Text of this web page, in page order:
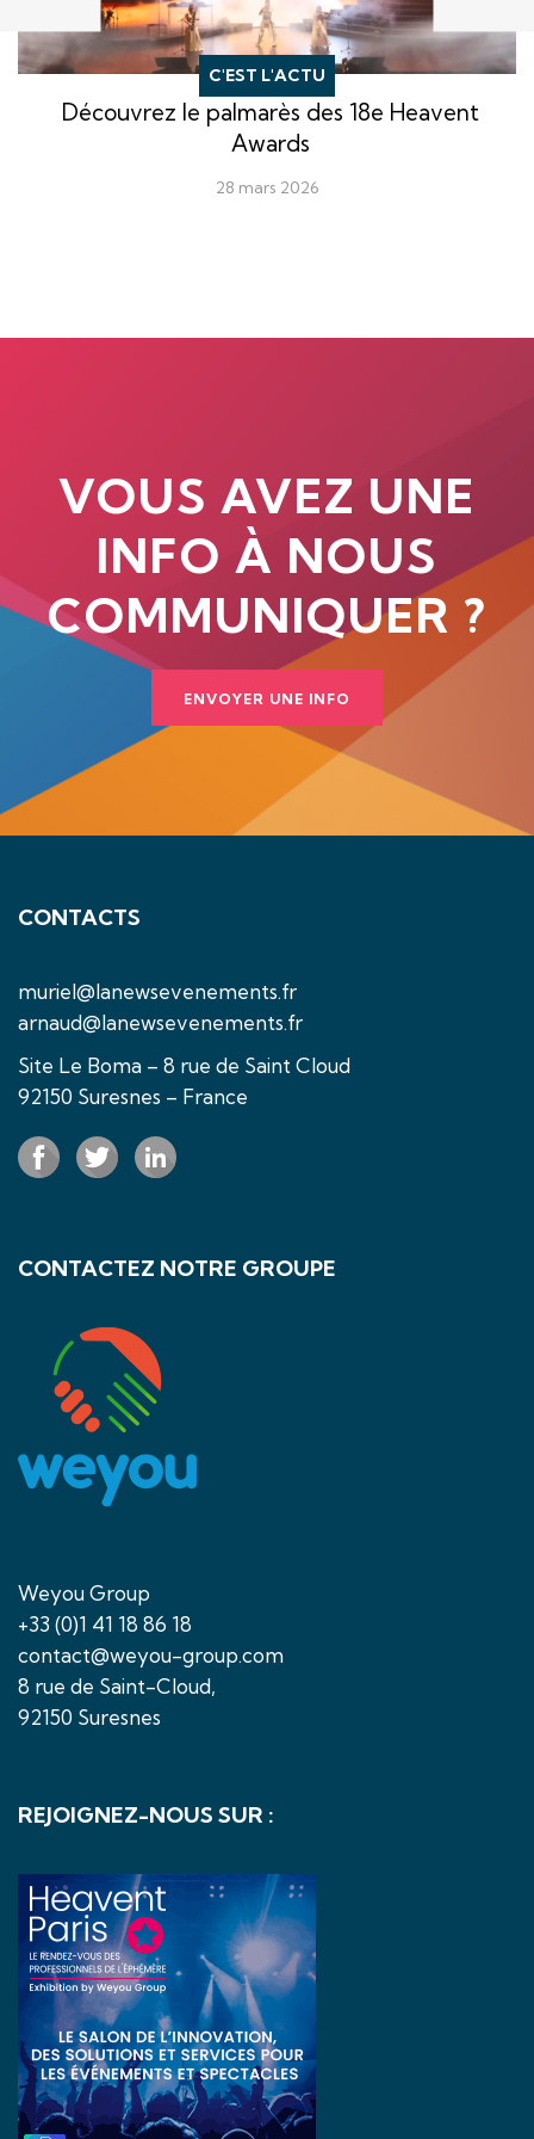
C'EST L'ACTU
Découvrez le palmarès des 18e Heavent
Awards
28 mars 2026
VOUS AVEZ UNE
INFO À NOUS
COMMUNIQUER ?
ENVOYER UNE INFO
CONTACTS
muriel@lanewsevenements.fr
arnaud@lanewsevenements.fr
Site Le Boma – 8 rue de Saint Cloud
92150 Suresnes – France
CONTACTEZ NOTRE GROUPE
Weyou Group
+33 (0)1 41 18 86 18
contact@weyou-group.com
8 rue de Saint-Cloud,
92150 Suresnes
REJOIGNEZ-NOUS SUR :